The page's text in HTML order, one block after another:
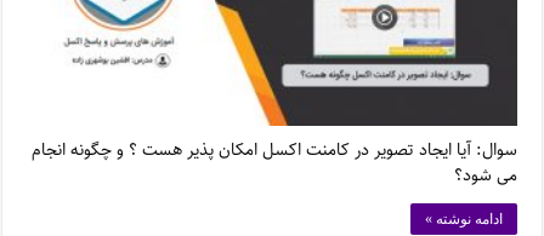
سوال: آیا ایجاد تصویر در کامنت اکسل امکان پذیر هست ؟ و چگونه انجام
می شود؟
ادامه نوشته »